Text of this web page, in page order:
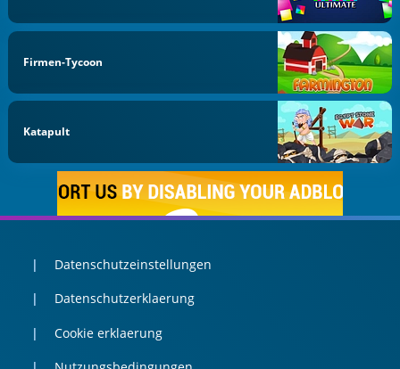
Firmen-Tycoon
Katapult
Datenschutzeinstellungen
Datenschutzerklaerung
Cookie erklaerung